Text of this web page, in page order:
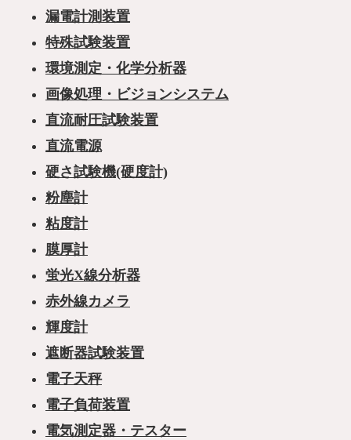
漏電計測装置
特殊試験装置
環境測定・化学分析器
画像処理・ビジョンシステム
直流耐圧試験装置
直流電源
硬さ試験機(硬度計)
粉塵計
粘度計
膜厚計
蛍光X線分析器
赤外線カメラ
輝度計
遮断器試験装置
電子天秤
電子負荷装置
電気測定器・テスター